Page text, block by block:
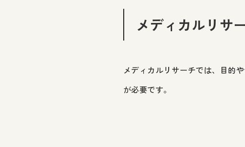
メディカルリサ
メディカルリサーチでは、目的
が必要です。